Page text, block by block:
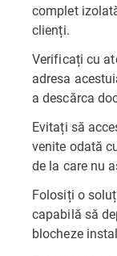
complet
clienți.
Verificați cu
adresa
a descărca
Evitați să
venite odată
de la care nu
Folosiți o
capabilă să
blocheze